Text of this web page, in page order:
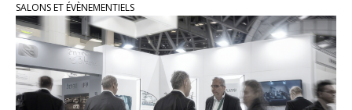
SALONS ET ÉVÈNEMENTIELS